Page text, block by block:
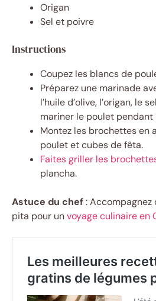
Origan
Sel et poivre
Instructions
Coupez les blancs de
Préparez une marinade
l’huile d’olive, l’origan, le
mariner le poulet pendant
Montez les brochettes en
poulet et cubes de fêta.
Faites griller les
plancha.
Astuce du chef:
pita pour unvoyage culinaire en